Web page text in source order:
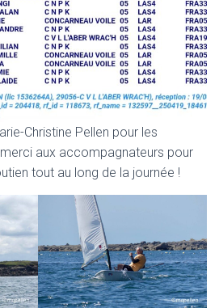
Christine Pellen pour les
aux accompagnateurs pour
tout au long de la journée !